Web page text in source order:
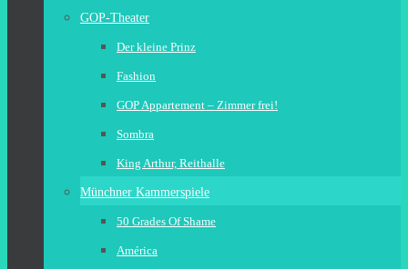
GOP-Theater
Der kleine Prinz
Fashion
GOP Appartement – Zimmer frei!
Sombra
King Arthur, Reithalle
Münchner Kammerspiele
50 Grades Of Shame
América